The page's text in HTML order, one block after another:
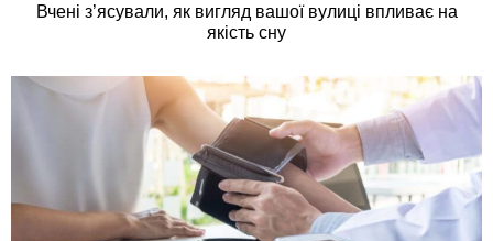
Вчені з’ясували, як вигляд вашої вулиці впливає на
якість сну